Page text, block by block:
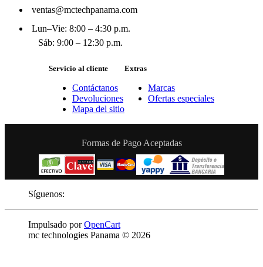
ventas@mctechpanama.com
Lun–Vie: 8:00 – 4:30 p.m.
Sáb: 9:00 – 12:30 p.m.
Servicio al cliente
Contáctanos
Devoluciones
Mapa del sitio
Extras
Marcas
Ofertas especiales
Formas de Pago Aceptadas
Síguenos:
Impulsado porOpenCart
mc technologies Panama © 2026